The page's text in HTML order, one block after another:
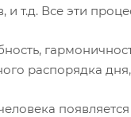
и т.д. Все эти
распорядка
появляется